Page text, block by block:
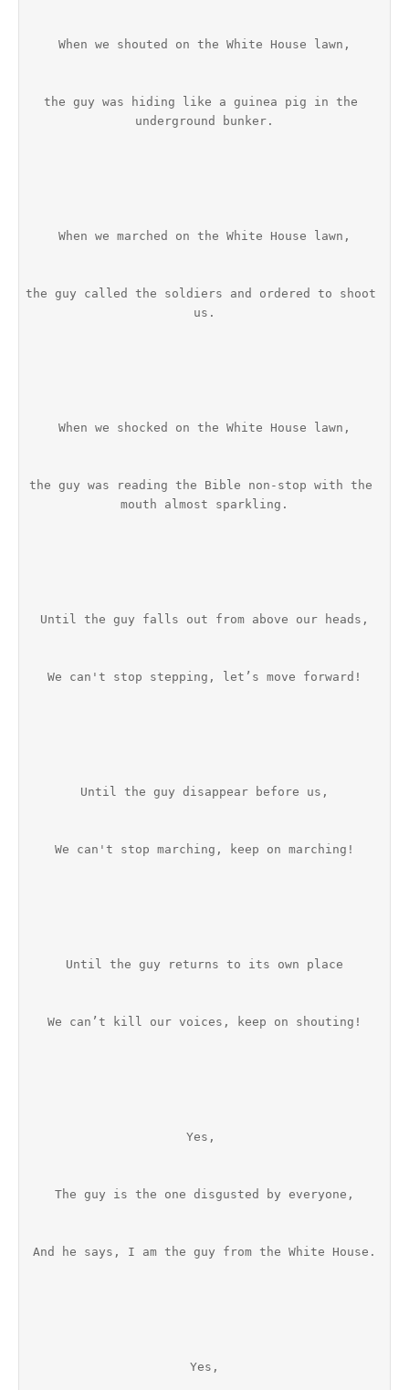
When we shouted on the White House lawn,
the guy was hiding like a guinea pig in the
underground bunker.
When we marched on the White House lawn,
the guy called the soldiers and ordered to shoot
us.
When we shocked on the White House lawn,
the guy was reading the Bible non-stop with the
mouth almost sparkling.
Until the guy falls out from above our heads,
We can't stop stepping, let’s move forward!
Until the guy disappear before us,
We can't stop marching, keep on marching!
Until the guy returns to its own place
We can’t kill our voices, keep on shouting!
Yes,
The guy is the one disgusted by everyone,
And he says, I am the guy from the White House.
Yes,